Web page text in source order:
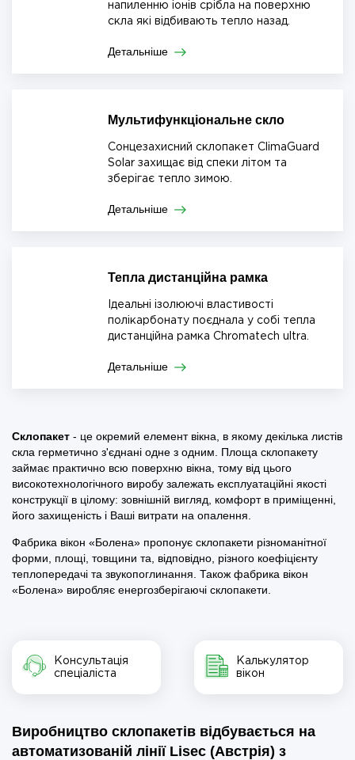
напиленню іонів срібла на поверхню
скла які відбивають тепло назад.
Детальніше
Мультифункціональне скло
Сонцезахисний склопакет ClimaGuard
Solar захищає від спеки літом та
зберігає тепло зимою.
Детальніше
Тепла дистанційна рамка
Ідеальні ізолюючі властивості
полікарбонату поєднала у собі тепла
дистанційна рамка Chromatech ultra.
Детальніше
Склопакет - це окремий елемент вікна, в якому декілька листів
скла герметично з'єднані одне з одним. Площа склопакету
займає практично всю поверхню вікна, тому від цього
високотехнологічного виробу залежать експлуатаційні якості
конструкції в цілому: зовнішній вигляд, комфорт в приміщенні,
його захищеність і Ваші витрати на опалення.
Фабрика вікон «Болена» пропонує склопакети різноманітної
форми, площі, товщини та, відповідно, різного коефіцієнту
теплопередачі та звукопоглинання. Також фабрика вікон
«Болена» виробляє енергозберігаючі склопакети.
Калькулятор
вікон
Консультація
спеціаліста
Виробництво склопакетів відбувається на
автоматизованій лінії Lisec (Австрія) з